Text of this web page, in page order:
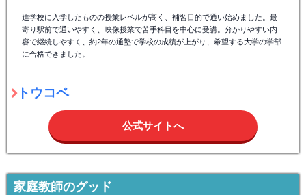
進学校に入学したものの授業レベルが高く、補習目的で通い始めました。最
寄り駅前で通いやすく、映像授業で苦手科目を中心に受講。分かりやすい内
容で継続しやすく、約2年の通塾で学校の成績が上がり、希望する大学の学部
に合格できました。
トウコベ
公式サイトへ
家庭教師のグッド